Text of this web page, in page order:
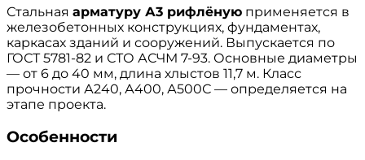
Стальная арматуру А3 рифлёную применяется в
железобетонных конструкциях, фундаментах,
каркасах зданий и сооружений. Выпускается по
ГОСТ 5781-82 и СТО АСЧМ 7-93. Основные диаметры
— от 6 до 40 мм, длина хлыстов 11,7 м. Класс
прочности А240, А400, А500С — определяется на
этапе проекта.
Особенности